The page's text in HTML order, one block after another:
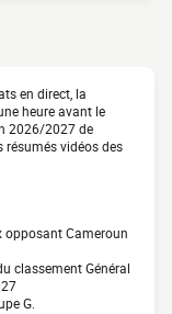
en direct, la
heure avant le
2026/2027 de
résumés vidéos des
opposant Cameroun
classement Général
G.